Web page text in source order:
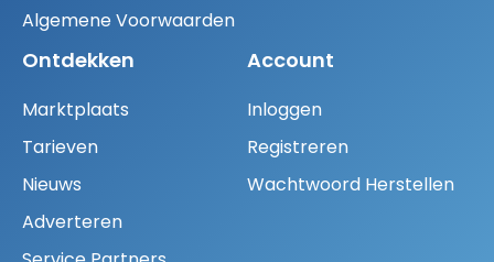
Algemene Voorwaarden
Ontdekken
Marktplaats
Tarieven
Nieuws
Adverteren
Account
Inloggen
Registreren
Wachtwoord Herstellen